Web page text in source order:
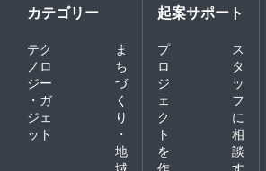
カテゴリー
テク
ノロ
ジー
・ガ
ジェ
ット
ま
ち
づ
く
り
・
地
域
起案サポート
プ
ロ
ジ
ェ
ク
ト
を
作
ス
タ
ッ
フ
に
相
談
す